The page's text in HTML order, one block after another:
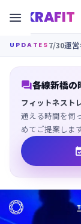
KRAFIT

UPDATES 7/30運
各線新橋の
フィットネスト
通える時間を伺
めてご提案しま